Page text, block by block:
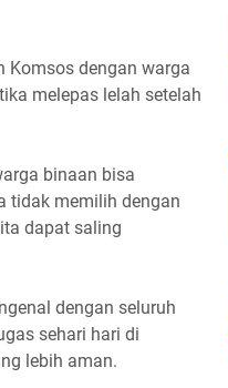
Komsos dengan warga
melepas lelah setelah
binaan bisa
tidak memilih dengan
dapat saling
dengan seluruh
sehari hari di
lebih aman.